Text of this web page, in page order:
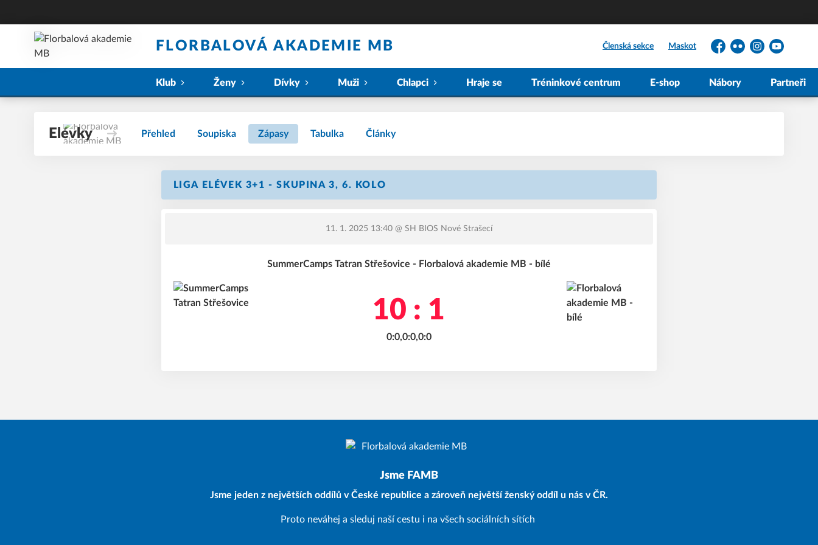
FLORBALOVÁ AKADEMIE MB Členská sekce Maskot
Facebook
FlickrInstagramYouTube
Klub Ženy Dívky Muži Chlapci Hraje se Tréninkové centrum E-shop Nábory Partneři
Elévky Přehled Soupiska Zápasy Tabulka Články
LIGA ELÉVEK 3+1 - SKUPINA 3, 6. KOLO
11. 1. 2025 13:40@ SH BIOS Nové Strašecí
SummerCamps Tatran Střešovice - Florbalová akademie MB - bílé
10 : 1
0:0,0:0,0:0
Jsme FAMB
Jsme jeden z největších oddílů v České republice a zároveň největší ženský oddíl u nás v ČR.
Proto neváhej a sleduj naší cestu i na všech sociálních sítích